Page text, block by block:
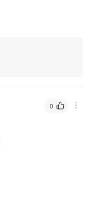
0